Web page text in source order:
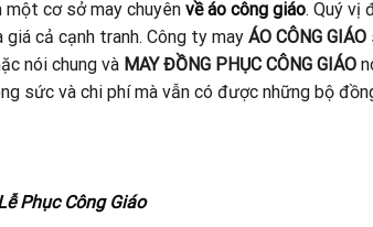
một cơ sở may chuyên về áo công giáo. Quý vị
cả cạnh tranh. Công ty may ÁO CÔNG GIÁO
nói chung và MAY ĐỒNG PHỤC CÔNG GIÁO
sức và chi phí mà vẫn có được những bộ
Phục Công Giáo